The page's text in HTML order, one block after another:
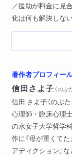
／援助が料金に見
化は何も解決しな
スの弊害／まずは
第二章 カウンセ
精神科医にできな
は児童臨床のグル
際／社会調査が示
るか／女性の依存
生を決めた／生身
／沈黙に強くなる
著作者プロフィー
信田さよ子 （ のぶ
信田 さよ子（のぶ
心理師・臨床心理
の水女子大学哲学
作に『母が重くてた
アディクション』な